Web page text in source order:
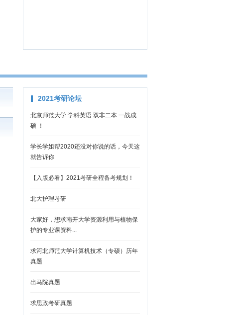
2021考研论坛
北京师范大学 学科英语 双非二本 一战成
硕 ！
学长学姐帮2020还没对你说的话，今天这
就告诉你
【入版必看】2021考研全程备考规划！
北大护理考研
大家好，想求南开大学资源利用与植物保
护的专业课资料...
求河北师范大学计算机技术（专硕）历年
真题
出马院真题
求思政考研真题